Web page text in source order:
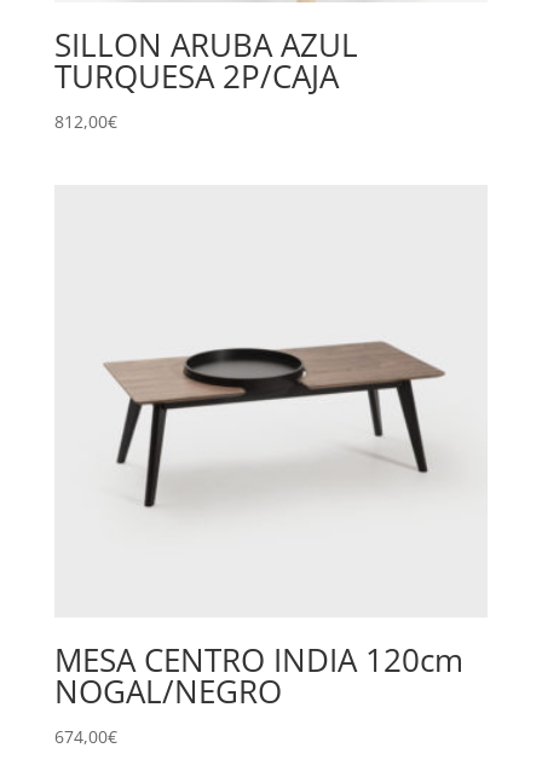
SILLON ARUBA AZUL
TURQUESA 2P/CAJA
812,00€
MESA CENTRO INDIA 120cm
NOGAL/NEGRO
674,00€